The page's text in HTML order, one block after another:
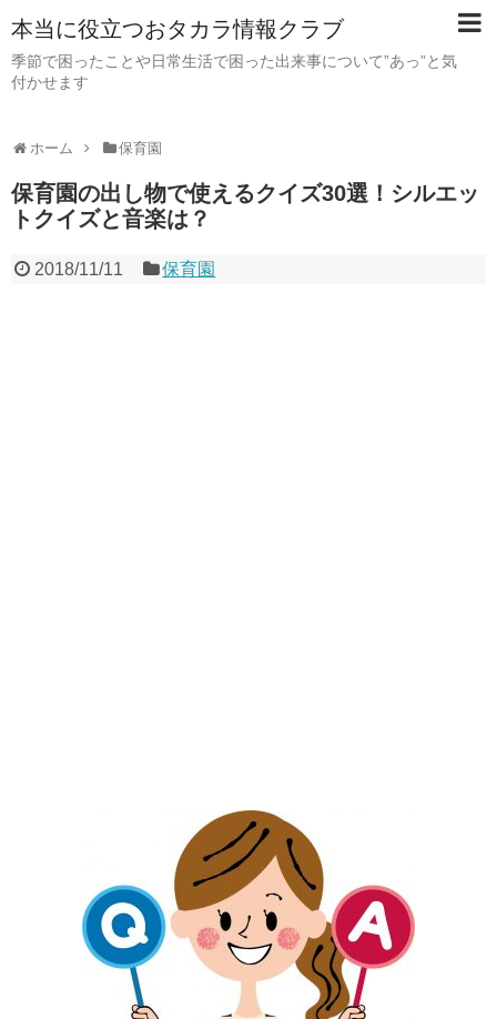
本当に役立つおタカラ情報クラブ
季節で困ったことや日常生活で困った出来事について”あっ”と気
付かせます
ホーム 保育園
保育園の出し物で使えるクイズ30選！シルエッ
トクイズと音楽は？
2018/11/11 保育園